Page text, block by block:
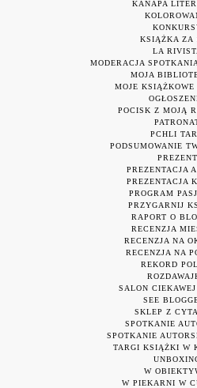
KANAPA
KSIĄŻKA ZA
LA
MODERACJA
MOJA
MOJE
POCISK Z MOJĄ
PCHLI
PODSUMOWANIE
PREZENT
PREZENTACJA
PREZENTACJA
PROGRAM
PRZYGARNIJ
RAPORT O
RECENZJA
RECENZJA NA
RECENZJA NA
REKORD
SALON
SEE
SKLEP Z
SPOTKANIE
SPOTKANIE
TARGI KSIĄŻKI W
W
W PIEKARNI W